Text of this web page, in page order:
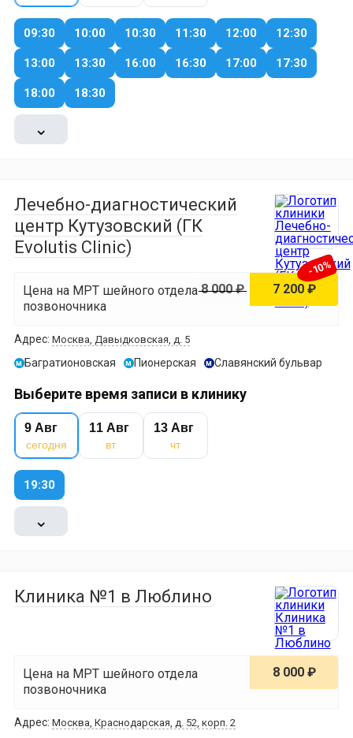
09:30 10:00 10:30 11:30 12:00 12:30
13:00 13:30 16:00 16:30 17:00 17:30
18:00 18:30
⌄
Лечебно-диагностический
центр Кутузовский (ГК
Evolutis Clinic)
Цена на МРТ шейного отдела
позвоночника
7 200 ₽
8 000 ₽
-10%
Адрес: Москва, Давыдковская, д. 5
м Багратионовская м Пионерская м Славянский бульвар
Выберите время записи в клинику
9 Авг
сегодня
11 Авг
вт
13 Авг
чт
19:30
⌄
Клиника №1 в Люблино
Цена на МРТ шейного отдела
позвоночника
8 000 ₽
Адрес: Москва, Краснодарская, д. 52, корп. 2